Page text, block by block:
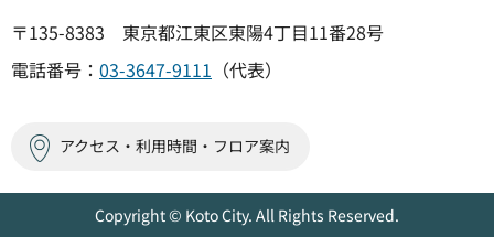
〒135-8383 東京都江東区東陽4丁目11番28号
電話番号： 03-3647-9111 （代表）
アクセス・利用時間・フロア案内
Copyright © Koto City. All Rights Reserved.